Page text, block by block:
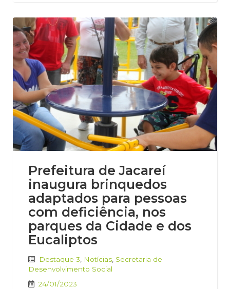
Prefeitura de Jacareí
inaugura brinquedos
adaptados para pessoas
com deficiência, nos
parques da Cidade e dos
Eucaliptos
Destaque 3 Notícias Secretaria de
Desenvolvimento Social
24/01/2023